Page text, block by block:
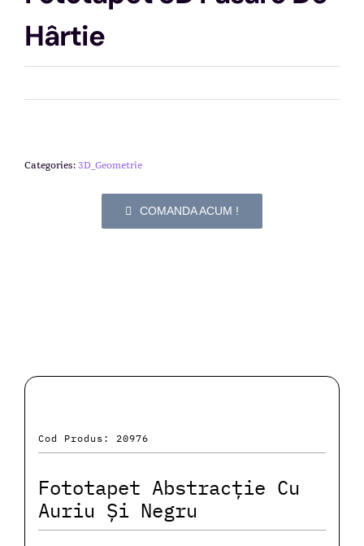
Hârtie
Categories:3D_Geometrie
COMANDA ACUM !
Cod Produs: 20976
Fototapet Abstracție Cu
Auriu Și Negru